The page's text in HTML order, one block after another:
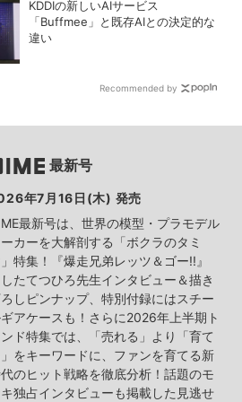
KDDIの新しいAIサービス
「Buffmee」と既存AIとの決定的な
違い
Recommended by
最新号
年7月16日(木) 発売
最新号は、世界の模型・プラモデル
ーカーを大解剖する「ボクラのタミ
特集！『爆走兄弟レッツ＆ゴー!!』
たてつひろ先生インタビュー＆描き
しピンナップ、特別付録にはスチー
ギアケースも！さらに2026年上半期ト
ンド特集では、「売れる」より「育て
」をキーワードに、ファンを育てる新
のヒット戦略を徹底分析！話題のモ
独占インタビューも掲載した見逃せ